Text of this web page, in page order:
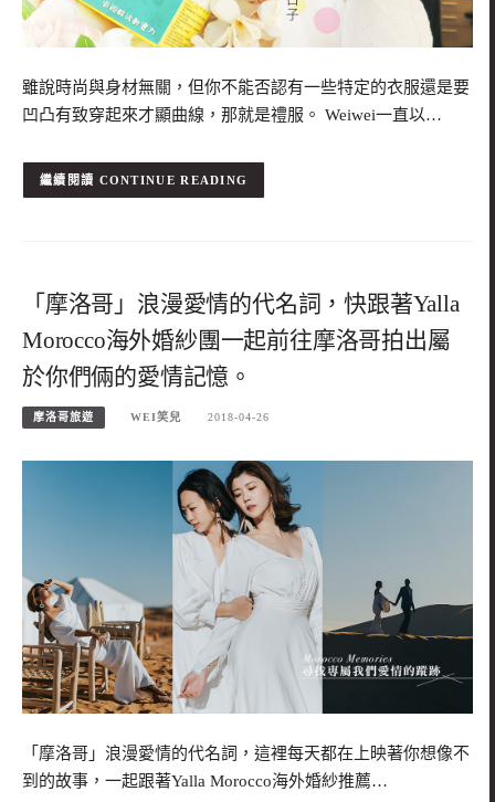
雖說時尚與身材無關，但你不能否認有一些特定的衣服還是要
凹凸有致穿起來才顯曲線，那就是禮服。 Weiwei一直以…
CONTINUE READING
「摩洛哥」浪漫愛情的代名詞，快跟著Yalla
Morocco海外婚紗團一起前往摩洛哥拍出屬
於你們倆的愛情記憶。
摩洛哥旅遊 WEI笑兒 2018-04-26
「摩洛哥」浪漫愛情的代名詞，這裡每天都在上映著你想像不
到的故事，一起跟著Yalla Morocco海外婚紗推薦…